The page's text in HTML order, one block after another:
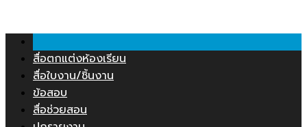
content
สื่อตกแต่งห้องเรียน
สื่อใบงาน/ชิ้นงาน
ข้อสอบ
สื่อช่วยสอน